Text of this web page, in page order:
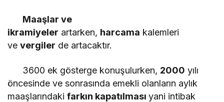
Maaşlar ve
ikramiyeler artarken, harcama kalemleri
vevergiler de artacaktır.
3600 ek gösterge konuşulurken, 2000 yılı
öncesinde ve sonrasında emekli olanların aylık
maaşlarındakifarkın kapatılmasıyani intibak